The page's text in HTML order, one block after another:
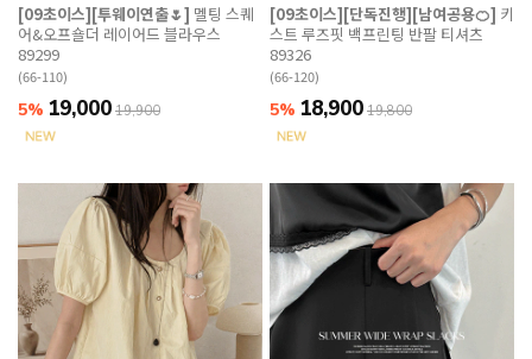
[09초이스][투웨이연출🌷] 멜팅 스퀘
어&오프숄더 레이어드 블라우스
89299
(66-110)
5% 19,000 19,900
[09초이스][단독진행][남여공용🍊] 키
스트 루즈핏 백프린팅 반팔 티셔츠
89326
(66-120)
5% 18,900 19,800